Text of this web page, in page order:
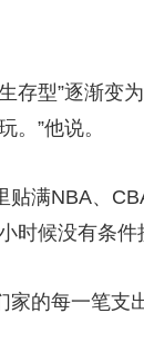
”逐渐变为
”他说。
NBA、
时候没有条
每一笔支出